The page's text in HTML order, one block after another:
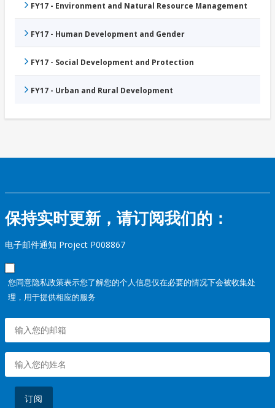
FY17 - Environment and Natural Resource Management
FY17 - Human Development and Gender
FY17 - Social Development and Protection
FY17 - Urban and Rural Development
保持实时更新，请订阅我们的：
电子邮件通知 Project P008867
您同意隐私政策表示您了解您的个人信息仅在必要的情况下会被收集处
理，用于提供相应的服务
订阅